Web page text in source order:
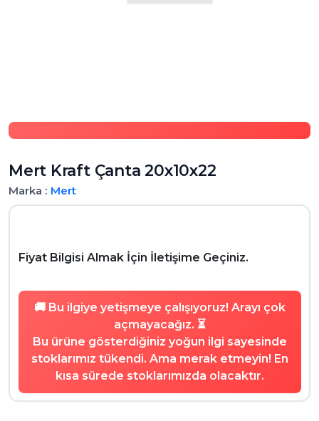
Mert Kraft Çanta 20x10x22
Marka : Mert
Fiyat Bilgisi Almak İçin İletişime Geçiniz.
🚚 Bu ilgiye yetişmeye çalışıyoruz! Arayı çok
açmayacağız. ⏳
Bu ürüne gösterdiğiniz yoğun ilgi sayesinde
stoklarımız tükendi. Ama merak etmeyin! En
kısa sürede stoklarımızda olacaktır.